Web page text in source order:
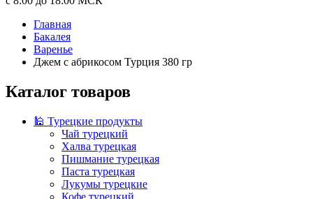
Главная
Бакалея
Варенье
Джем с абрикосом Турция 380 гр
Каталог товаров
🕌 Турецкие продукты
Чай турецкий
Халва турецкая
Пишмание турецкая
Паста турецкая
Лукумы турецкие
Кофе турецкий